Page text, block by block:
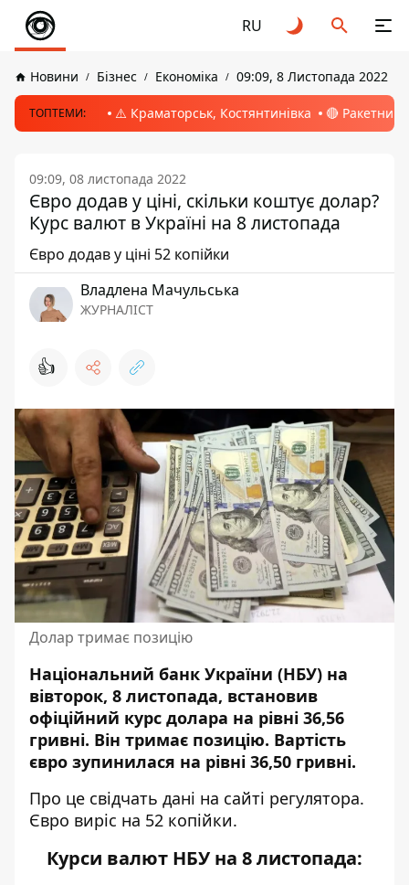
RU
Новини Бізнес Економіка 09:09, 8 Листопада 2022
ТОПТЕМИ: ⚠️ Краматорськ, Костянтинівка 🔴 Ракетний
09:09, 08 листопада 2022
Євро додав у ціні, скільки коштує долар?
Курс валют в Україні на 8 листопада
Євро додав у ціні 52 копійки
Владлена Мачульська
ЖУРНАЛІСТ
👍
Долар тримає позицію
Національний банк України (НБУ) на
вівторок, 8 листопада, встановив
офіційний курс долара на рівні 36,56
гривні. Він тримає позицію. Вартість
євро зупинилася на рівні 36,50 гривні.
Про це свідчать дані на сайті регулятора.
Євро виріс на 52 копійки.
Курси валют НБУ на 8 листопада: